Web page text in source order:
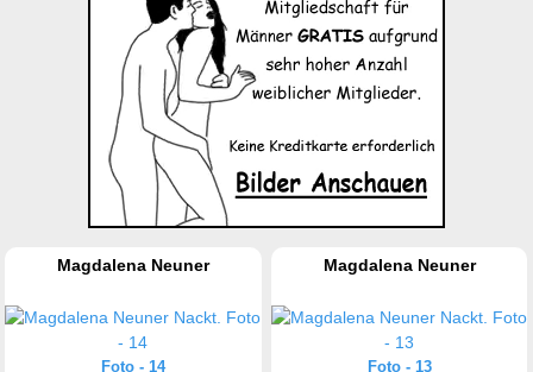
Magdalena Neuner
Foto - 14
Magdalena Neuner
Foto - 13